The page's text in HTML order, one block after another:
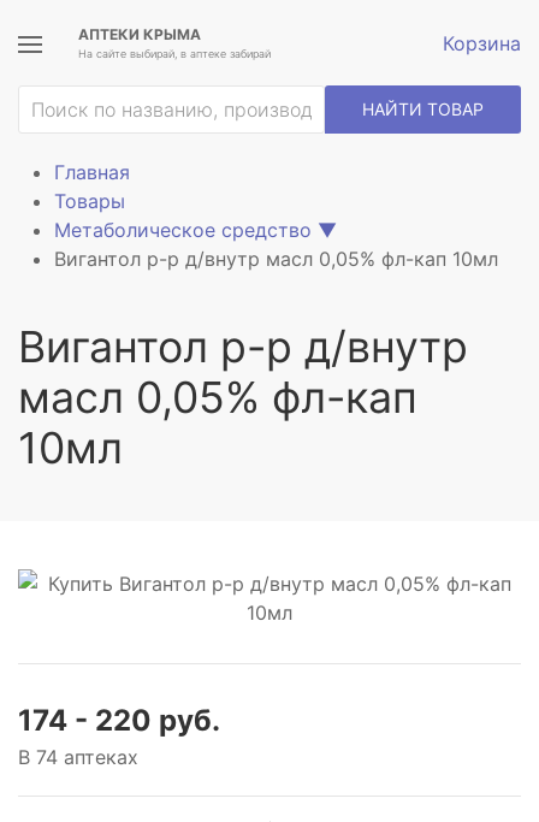
АПТЕКИ КРЫМА
На сайте выбирай, в аптеке забирай Корзина
НАЙТИ ТОВАР
Главная
Товары
Метаболическое средство ▼
Вигантол р-р д/внутр масл 0,05% фл-кап 10мл
Вигантол р-р д/внутр
масл 0,05% фл-кап
10мл
174 - 220 руб.
В 74 аптеках